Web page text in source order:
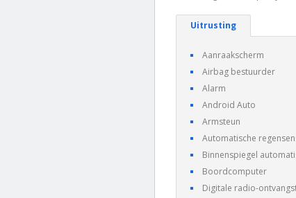
Uitrusting
Aanraakscherm
Airbag bestuurder
Alarm
Android Auto
Armsteun
Automatische
Binnenspiegel
Boordcomputer
Digitale radio-